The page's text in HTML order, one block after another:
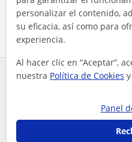
Comparte a este
¿Hay algún error en
Español
Nava de Francia
personalizar el contenido,
su eficacia, así como para
experiencia.
Al hacer clic en “Aceptar”,
nuestra Política de Cookies y
Panel